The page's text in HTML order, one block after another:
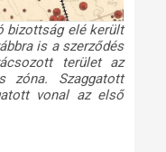
bizottság elé került
is a szerződés
terület az
zóna. Szaggatott
vonal az első